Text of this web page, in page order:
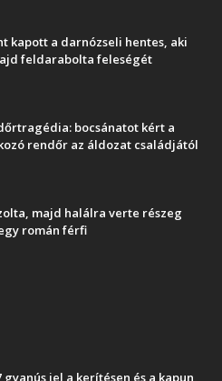
kapott a darnózseli hentes, aki
feldarabolta feleségét
bocsánatot kért a
rendőr az áldozat családjától
majd halálra verte részeg
román férfi
jel a kerítésen és a kapun,